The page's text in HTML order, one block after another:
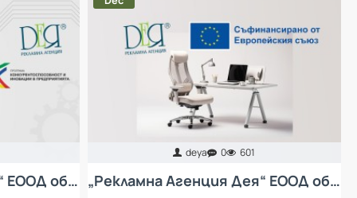
„Рекламна Агенция Дея“ ЕООД обявява процедура за избор на изпълнител с предмет: Доставка, инсталация и въвеждане в експлоатация на специализирано оборудване за производство на рекламни материали
deya 0 601
„Рекламна Агенция Дея“ ЕООД обявява процедура за избор на изпълнител с предмет „Доставка и монтаж на колективни предпазни средства за осъществяване на ергономия при работа и мебели за кът за отдих за работещите в Рекламна Агенция Дея ЕООД